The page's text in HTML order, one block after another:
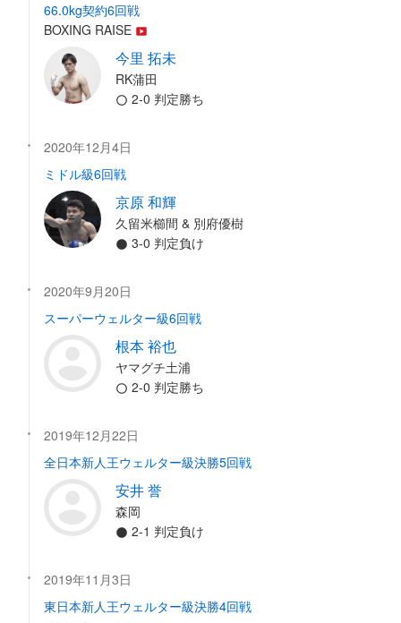
66.0kg契約6回戦
BOXING RAISE
今里 拓未
RK蒲田
2-0 判定勝ち
2020年12月4日
ミドル級6回戦
京原 和輝
久留米櫛間 & 別府優樹
3-0 判定負け
2020年9月20日
スーパーウェルター級6回戦
根本 裕也
ヤマグチ土浦
2-0 判定勝ち
2019年12月22日
全日本新人王ウェルター級決勝5回戦
安井 誉
森岡
2-1 判定負け
2019年11月3日
東日本新人王ウェルター級決勝4回戦